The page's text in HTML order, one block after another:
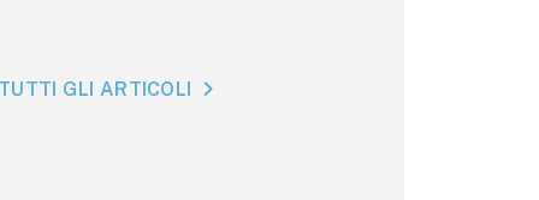
GLI ARTICOLI